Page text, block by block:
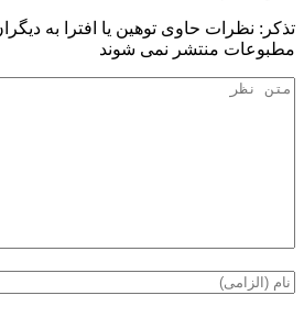
نظرات حاوی توهين يا افترا به ديگران،
منتشر نمی شوند